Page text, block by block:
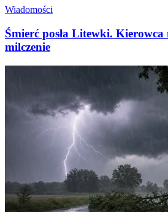
Wiadomości
Śmierć posła Litewki.
milczenie